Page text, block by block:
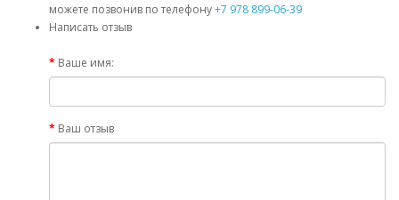
можете позвонив по телефону+7 978 899-06-39
Написать отзыв
Ваше имя:
Ваш отзыв